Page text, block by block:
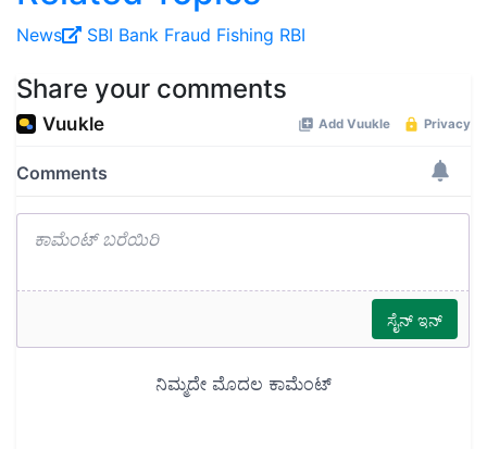
News SBI Bank Fraud Fishing RBI
Share your comments